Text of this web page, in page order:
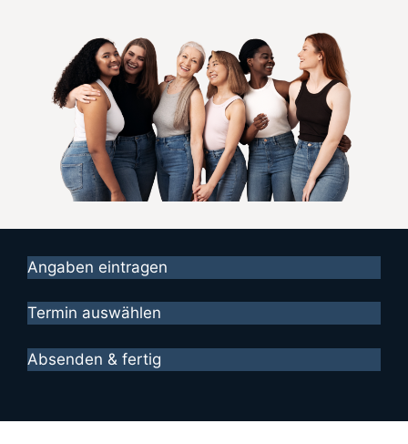
Angaben eintragen
Termin auswählen
Absenden & fertig